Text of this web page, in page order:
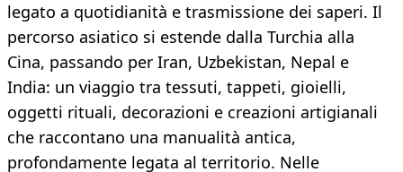
legato a quotidianità e trasmissione dei saperi. Il
percorso asiatico si estende dalla Turchia alla
Cina, passando per Iran, Uzbekistan, Nepal e
India: un viaggio tra tessuti, tappeti, gioielli,
oggetti rituali, decorazioni e creazioni artigianali
che raccontano una manualità antica,
profondamente legata al territorio. Nelle